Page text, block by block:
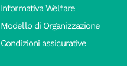
Informativa Welfare
Modello di Organizzazione
Condizioni assicurative